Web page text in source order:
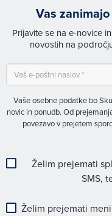
Vas
Prijavite se na e-novice
novostih na
Vaše osebne podatke bo
novic in ponudb. Od
povezavo v prejetem
Želim prejemati
SMS,
Želim prejemati